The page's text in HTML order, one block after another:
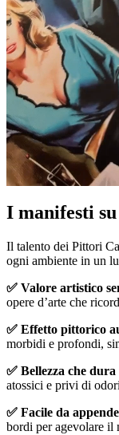
I manifesti
Il talento dei Pittori
ogni ambiente in un
✅ Valore artistico
opere d’arte che
✅ Effetto pittorico
morbidi e profondi,
✅ Bellezza che
atossici e privi di
✅ Facile da
bordi per agevolare il